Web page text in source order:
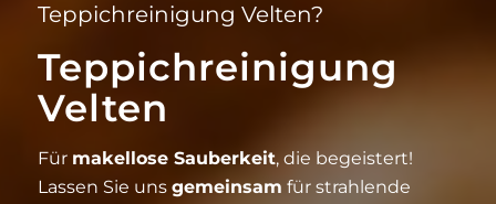
Teppichreinigung Velten?
Teppichreinigung
Velten
Für makellose Sauberkeit, die begeistert!
Lassen Sie uns gemeinsam für strahlende